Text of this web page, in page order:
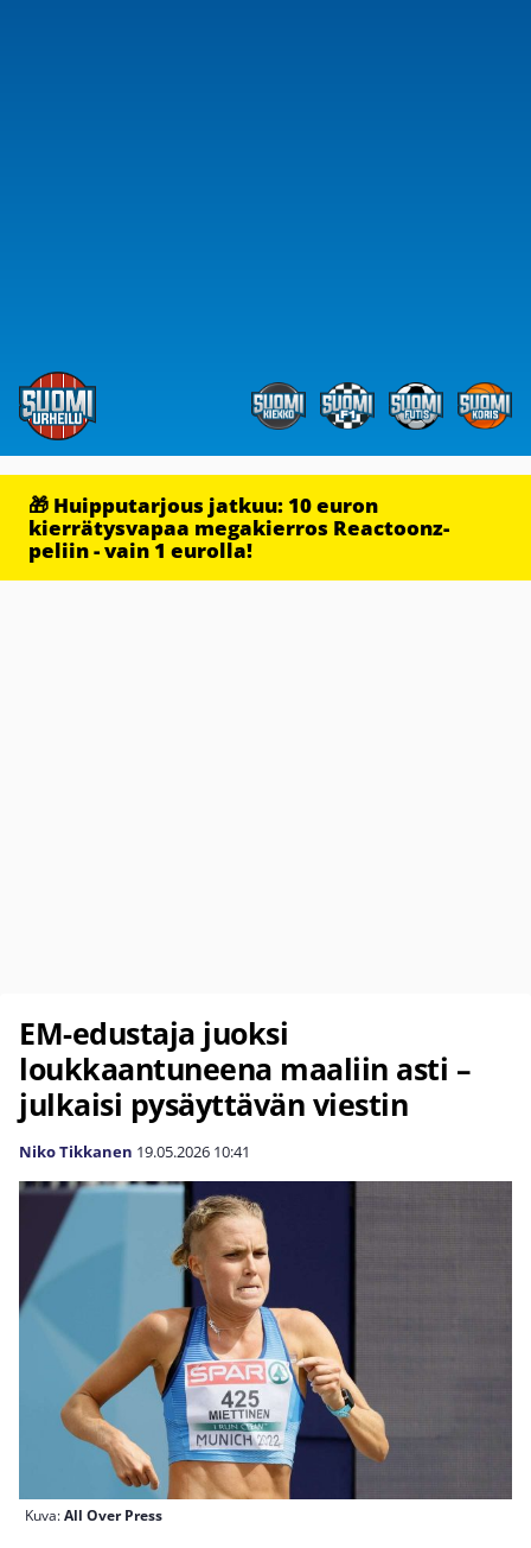
🎁 Huipputarjous jatkuu: 10 euron
kierrätysvapaa megakierros Reactoonz-
peliin - vain 1 eurolla!
EM-edustaja juoksi
loukkaantuneena maaliin asti –
julkaisi pysäyttävän viestin
Niko Tikkanen 19.05.2026 10:41
Kuva:All Over Press